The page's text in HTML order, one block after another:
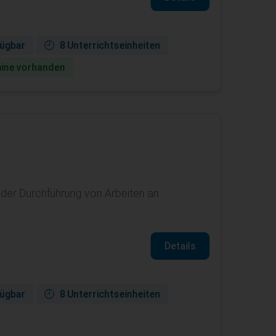
8 Unterrichtseinheiten
vorhanden
Durchführung von Arbeiten an
Details
8 Unterrichtseinheiten